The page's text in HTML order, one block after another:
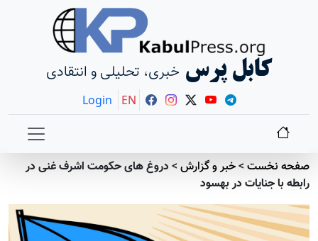
کابل پرس خبری، تحلیلی و انتقادی
Login EN
صفحه نخست>خبر و گزارش> دروغ های حکومت اشرف غنی در
رابطه با جنایات در بهسود